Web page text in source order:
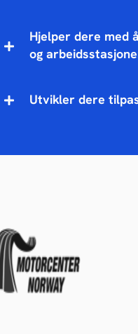
Hjelper dere med
og
Utvikler dere